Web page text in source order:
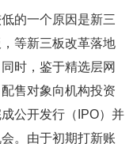
的一个原因是新三
等新三板改革落地
时，鉴于精选层网
售对象向机构投资
公开发行（IPO）并
。由于初期打新账